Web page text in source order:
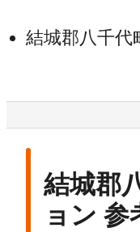
結城郡八千代
結城郡
ョン 参